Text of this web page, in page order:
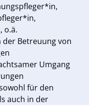
o.ä.
Betreuung von
Umgang
für den
auch in der